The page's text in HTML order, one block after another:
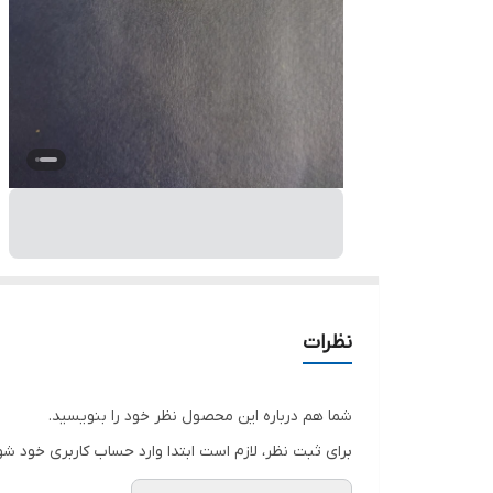
نظرات
شما هم درباره این محصول نظر خود را بنویسید.
برای ثبت نظر، لازم است ابتدا وارد حساب کاربری خود